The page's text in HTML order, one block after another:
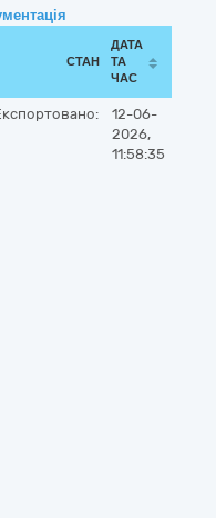
СТАН
ДАТА
ТА
ЧАС
12-06-
2026,
11:58:35